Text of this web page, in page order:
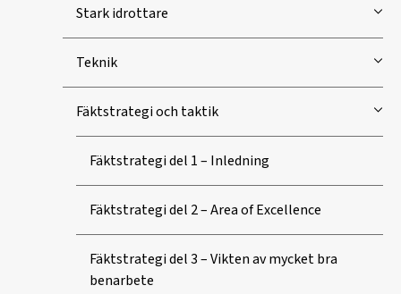
Stark idrottare
Teknik
Fäktstrategi och taktik
Fäktstrategi del 1 – Inledning
Fäktstrategi del 2 – Area of Excellence
Fäktstrategi del 3 – Vikten av mycket bra
benarbete